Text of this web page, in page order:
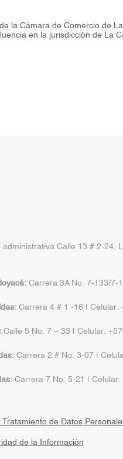
la Cámara de Comercio de
en la jurisdicción de La
Calle 13 # 2-24,
Carrera 3A No. 7-133/7-
Carrera 4 # 1 -16 | Celular:
Calle 5 No. 7 – 33 | Celular:
Carrera 2 # No. 3-07 |
Carrera 7 No. 5-21 | Celular:
de Datos
de la Información